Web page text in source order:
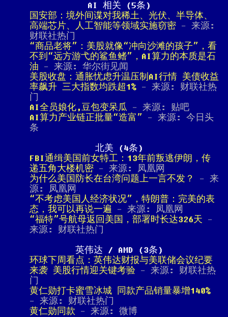
AI 相关 (5条)
国安部：境外间谍对我稀土、光伏、半导体、
高端芯片、人工智能等领域实施窃密 - 来源:
财联社热门
“商品老将”：美股就像“冲向沙滩的孩子”，看
不到“远方游弋的鲨鱼鳍”，AI算力的本质是石
油 - 来源: 华尔街见闻
美股收盘：通胀忧虑升温压制AI行情 美债收益
率飙升 三大指数均跌超1% - 来源: 财联社热
门
AI全员娘化,豆包变呆瓜 - 来源: 贴吧
AI算力产业链正批量“造富” - 来源: 今日头
条
北美 (4条)
FBI通缉美国前女特工：13年前叛逃伊朗，传
递五角大楼机密 - 来源: 凤凰网
为什么美国防长在台湾问题上一言不发？
- 来
源: 凤凰网
“不考虑美国人经济状况”，特朗普：完美的表
态，我可以再说一遍 - 来源: 凤凰网
“福特”号航母返回美国，部署时长达326天 -
来源: 财联社热门
英伟达 / AMD (3条)
环球下周看点：英伟达财报与美联储会议纪要
来袭 美股行情迎关键考验 - 来源: 财联社热
门
黄仁勋打卡蜜雪冰城 同款产品销量暴增140%
- 来源: 财联社热门
黄仁勋同款 - 来源: 微博